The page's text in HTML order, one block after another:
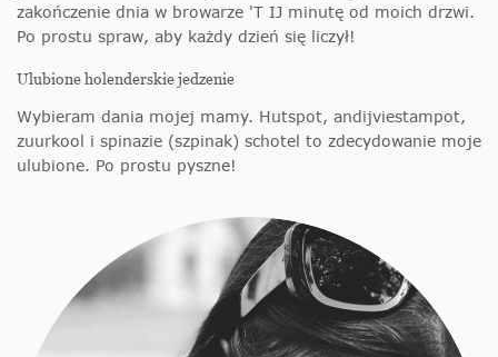
zakończenie dnia w browarze 'T IJ minutę od moich drzwi.
Po prostu spraw, aby każdy dzień się liczył!
Ulubione holenderskie jedzenie
Wybieram dania mojej mamy. Hutspot, andijviestampot,
zuurkool i spinazie (szpinak) schotel to zdecydowanie moje
ulubione. Po prostu pyszne!